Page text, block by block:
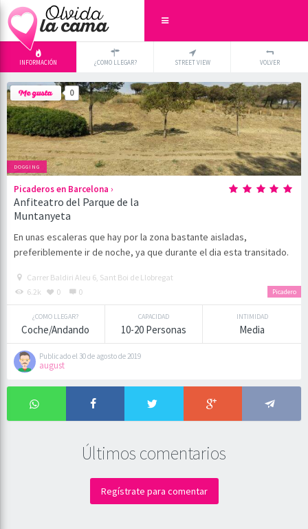
INFORMACIÓN ¿COMO LLEGAR? STREET VIEW VOLVER
0
DOGGING
Picaderos en Barcelona ›
Anfiteatro del Parque de la
Muntanyeta
En unas escaleras que hay por la zona bastante aisladas,
preferiblemente ir de noche, ya que durante el dia esta transitado.
Picadero
Carrer Baldiri Aleu 6, Sant Boi de Llobregat
6.2k
0 0
¿COMO LLEGAR?
Coche/Andando
CAPACIDAD
10-20 Personas
INTIMIDAD
Media
Publicado el 30 de agosto de 2019
august
Últimos comentarios
Regístrate para comentar
-